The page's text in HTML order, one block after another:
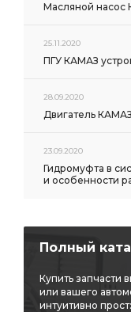
Масляной насос
25.11.2020
ПГУ КАМАЗ
28.09.2020
Двигатель КАМАЗ
23.09.2020
Гидромуфта в
и особенности
Полный
Купить запчасти
или вашего
интуитивно